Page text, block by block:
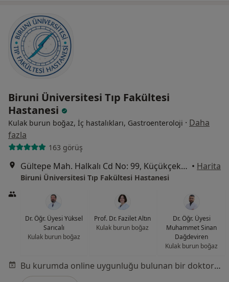
Biruni Üniversitesi Tıp Fakültesi
Hastanesi
Kulak burun boğaz, İç hastalıkları, Gastroenteroloji · Daha
fazla
163 görüş
Gültepe Mah. Halkalı Cd No: 99, Küçükçekmece • Harita
Biruni Üniversitesi Tıp Fakültesi Hastanesi
Dr. Öğr. Üyesi Yüksel
Sarıcalı
Kulak burun boğaz
Prof. Dr. Fazilet Altın
Kulak burun boğaz
Dr. Öğr. Üyesi
Muhammet Sinan
Dağdeviren
Kulak burun boğaz
Bu kurumda online uygunluğu bulunan bir doktor veya uzman bulunamadı